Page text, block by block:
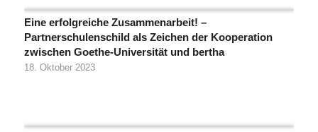
Eine erfolgreiche Zusammenarbeit! –
Partnerschulenschild als Zeichen der Kooperation
zwischen Goethe-Universität und bertha
18. Oktober 2023